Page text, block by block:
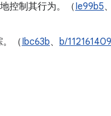
控制其行为。（Ie99b5、
（Ibc63b、 b/112161409